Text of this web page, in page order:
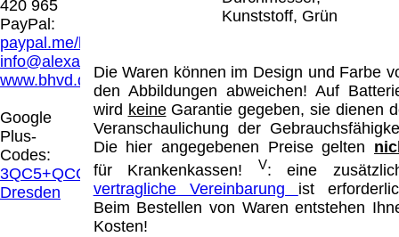
420 965
PayPal:
paypal.me/blindenhilfsmittel
info@alexandravision.de
www.bhvd.de
Google
Plus-
Codes:
3QC5+QCG
Dresden
Kunststoff, Grün
Die Waren können im Design und Farbe
den Abbildungen abweichen! Auf
wird keineGarantie gegeben, sie dienen
Veranschaulichung der
Die hier angegebenen Preise gelten
für Krankenkassen!
V: eine
vertragliche Vereinbarung ist
Beim Bestellen von Waren entstehen
Kosten!
Diese Erklärung gilt für alle auf unserer
Homepage angebrachten Links.
Die Europäische Kommission stellt eine
Plattform zur Online-Streitbeilegung (OS)
bereit. Die Plattform finden Sie unter
http://ec.europa.eu/consumers/odr/Unsere E-
Mailadresse lautet:info@alexandravision.de.
Seitenanfang Impressum AGB Widerruf
Datenschutz Urheberrechte Kontakt
Links
Katalog (PDF) Sitemap
große Anzeige Schließen X